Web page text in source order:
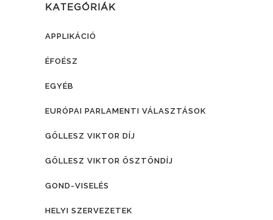
KATEGÓRIÁK
APPLIKÁCIÓ
ÉFOÉSZ
EGYÉB
EURÓPAI PARLAMENTI VÁLASZTÁSOK
GÖLLESZ VIKTOR DÍJ
GÖLLESZ VIKTOR ÖSZTÖNDÍJ
GOND-VISELÉS
HELYI SZERVEZETEK